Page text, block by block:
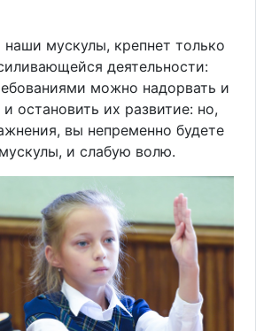
мускулы, крепнет только
деятельности:
можно надорвать и
остановить их развитие: но,
вы непременно будете
и слабую волю.